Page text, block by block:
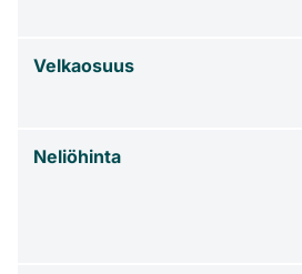
Velkaosuus
Neliöhinta